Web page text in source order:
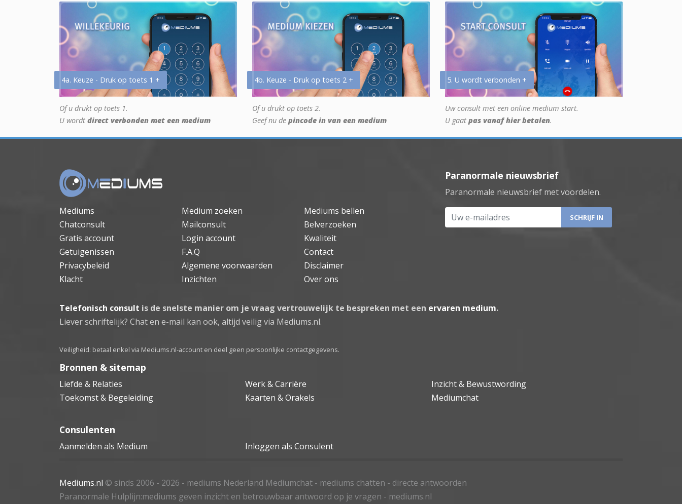
4a. Keuze - Druk op toets 1 +
Of u drukt op toets 1.
U wordt direct verbonden met een medium
4b. Keuze - Druk op toets 2 +
Of u drukt op toets 2.
Geef nu de pincode in van een medium
5. U wordt verbonden +
Uw consult met een online medium start.
U gaat pas vanaf hier betalen.
Mediums Medium zoeken
Mediums bellen
Chatconsult
Mailconsult
Belverzoeken
Gratis account
Login account
Kwaliteit
Getuigenissen
F.A.Q
Contact
Privacybeleid
Algemene voorwaarden
Disclaimer
Klacht
Inzichten Over ons
Paranormale nieuwsbrief
Paranormale nieuwsbrief met voordelen.
Uw e-mailadres
Telefonisch consult is de snelste manier om je vraag vertrouwelijk te bespreken met een ervaren medium.
Liever schriftelijk? Chat en e-mail kan ook, altijd veilig via Mediums.nl.
Veiligheid: betaal enkel via Mediums.nl-account en deel geen persoonlijke contactgegevens.
Bronnen & sitemap
Liefde & Relaties Werk & Carrière
Inzicht & Bewustwording
Toekomst & Begeleiding
Kaarten & Orakels Mediumchat
Consulenten
Aanmelden als Medium Inloggen als Consulent
Mediums.nl © sinds 2006 - 2026 - mediums Nederland Mediumchat - mediums chatten - directe antwoorden
Paranormale Hulplijn:mediums geven inzicht en betrouwbaar antwoord op je vragen - mediums.nl